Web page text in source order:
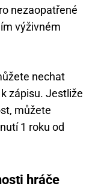
nezaopatřené
výživném
nechat
zápisu. Jestliže
můžete
1 roku od
hráče